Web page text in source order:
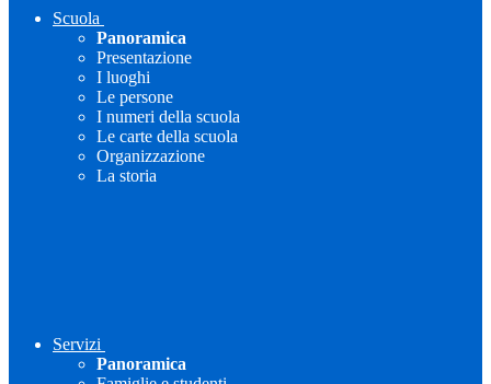
Scuola
Panoramica
Presentazione
I luoghi
Le persone
I numeri della scuola
Le carte della scuola
Organizzazione
La storia
Servizi
Panoramica